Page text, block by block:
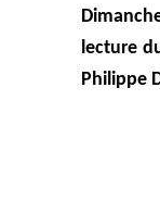
lecture
Philippe